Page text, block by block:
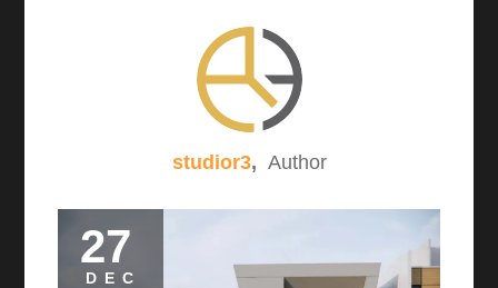
studior3, Author
27
DEC